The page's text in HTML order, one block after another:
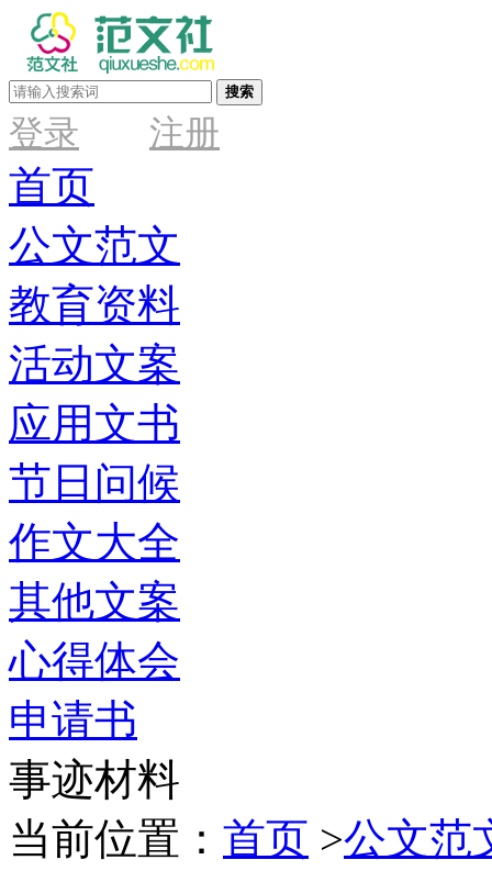
搜索
登录 注册
首页
公文范文
教育资料
活动文案
应用文书
节日问候
作文大全
其他文案
心得体会
申请书
事迹材料
当前位置： 首页 >公文范